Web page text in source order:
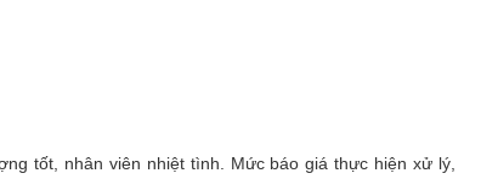
tốt, nhân viên nhiệt tình. Mức báo giá thực hiện xử lý,